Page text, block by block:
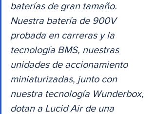
baterías de gran tamaño.
Nuestra batería de 900V
probada en carreras y la
tecnología BMS, nuestras
unidades de accionamiento
miniaturizadas, junto con
nuestra tecnología Wunderbox,
dotan a Lucid Air de una